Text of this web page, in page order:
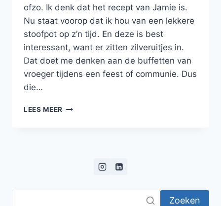
ofzo. Ik denk dat het recept van Jamie is.
Nu staat voorop dat ik hou van een lekkere
stoofpot op z’n tijd. En deze is best
interessant, want er zitten zilveruitjes in.
Dat doet me denken aan de buffetten van
vroeger tijdens een feest of communie. Dus
die…
LEES MEER RUNDERSTOOF
Zoeken